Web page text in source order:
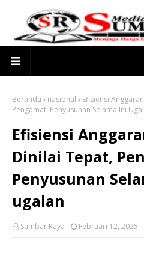
Beranda nasional
Efisiensi
Pengamat: Penyusunan Selama Ini
Efisiensi
Dinilai Tepat,
Penyusunan
ugalan
Sumbar Raya Februari 12, 2025